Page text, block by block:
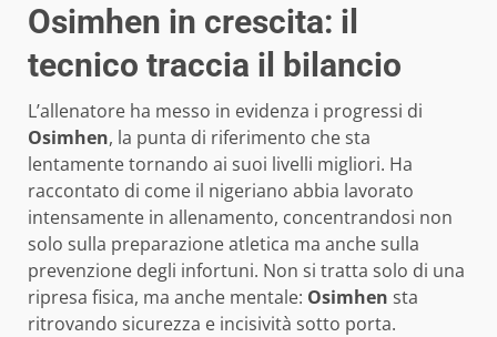
Osimhen in crescita: il
tecnico traccia il bilancio
L’allenatore ha messo in evidenza i progressi di
Osimhen, la punta di riferimento che sta
lentamente tornando ai suoi livelli migliori. Ha
raccontato di come il nigeriano abbia lavorato
intensamente in allenamento, concentrandosi non
solo sulla preparazione atletica ma anche sulla
prevenzione degli infortuni. Non si tratta solo di una
ripresa fisica, ma anche mentale: Osimhen sta
ritrovando sicurezza e incisività sotto porta.